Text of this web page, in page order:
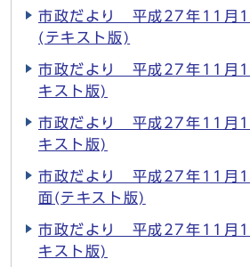
市政だより 平成27年11月
(テキスト版)
市政だより 平成27年11月
キスト版)
市政だより 平成27年11月
キスト版)
市政だより 平成27年11月
面(テキスト版)
市政だより 平成27年11月
キスト版)